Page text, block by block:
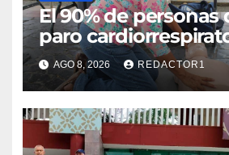
El 90% de personas
paro
mueren
AGO 8, 2026 REDACTOR1